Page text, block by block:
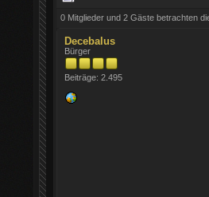
0 Mitglieder und 2 Gäste betrachten
Decebalus
Bürger
Beiträge: 2.495